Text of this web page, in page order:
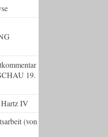
19.
IV
(von